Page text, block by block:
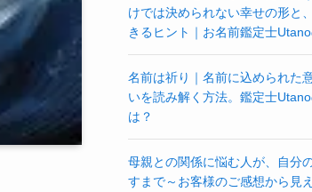
けでは決められない幸せの形と
きるヒント｜お名前鑑定士
名前は祈り｜名前に込められた
いを読み解く方法。鑑定士
は？
母親との関係に悩む人が、自分
すまで～お客様のご感想から見